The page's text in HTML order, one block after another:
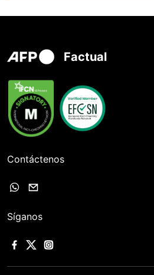
Factual
Contáctenos
Síganos